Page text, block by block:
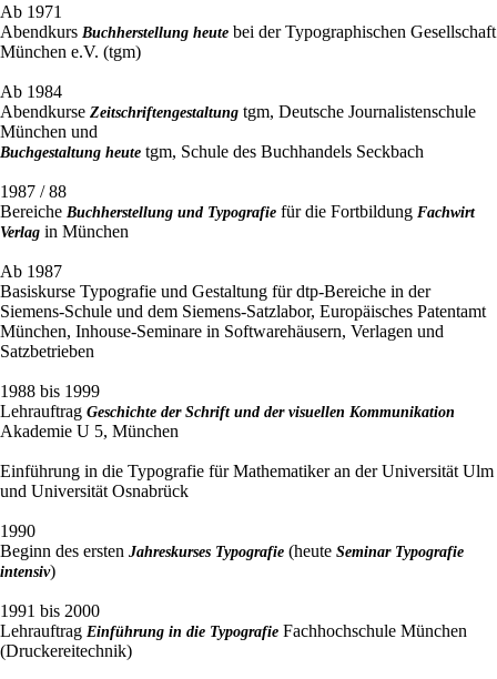
Ab 1971
Abendkurs Buchherstellung heute bei der Typographischen Gesellschaft
München e.V. (tgm)
Ab 1984
Abendkurse Zeitschriftengestaltung tgm, Deutsche Journalistenschule
München und
Buchgestaltung heute tgm, Schule des Buchhandels Seckbach
1987 / 88
Bereiche Buchherstellung und Typografie für die Fortbildung Fachwirt
Verlag in München
Ab 1987
Basiskurse Typografie und Gestaltung für dtp-Bereiche in der
Siemens-Schule und dem Siemens-Satzlabor, Europäisches Patentamt
München, Inhouse-Seminare in Softwarehäusern, Verlagen und
Satzbetrieben
1988 bis 1999
Lehrauftrag Geschichte der Schrift und der visuellen Kommunikation
Akademie U 5, München
Einführung in die Typografie für Mathematiker an der Universität Ulm
und Universität Osnabrück
1990
Beginn des ersten Jahreskurses Typografie (heute Seminar Typografie
intensiv)
1991 bis 2000
Lehrauftrag Einführung in die Typografie Fachhochschule München
(Druckereitechnik)